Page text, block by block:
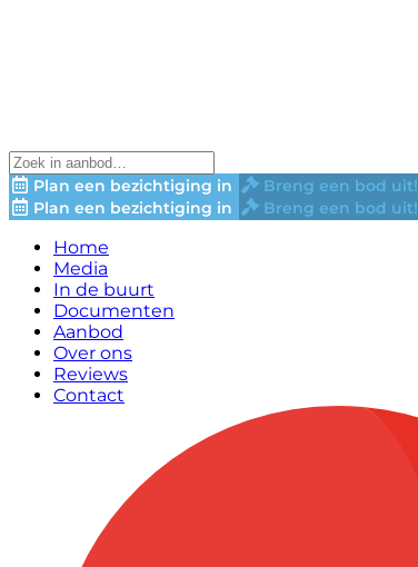
Plan een bezichtiging in Breng een bod uit!
Plan een bezichtiging in
Breng een bod uit!
Home
Media
In de buurt
Documenten
Aanbod
Over ons
Reviews
Contact